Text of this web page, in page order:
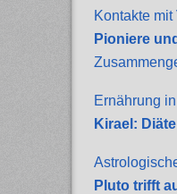
Kontakte mit
Pioniere
Ernährung
Kirael:
Pluto trifft